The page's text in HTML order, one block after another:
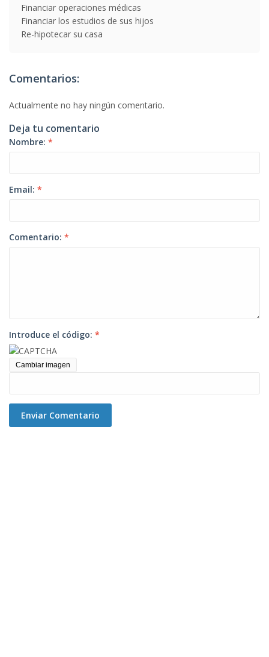
Financiar operaciones médicas
Financiar los estudios de sus hijos
Re-hipotecar su casa
Comentarios:
Actualmente no hay ningún comentario.
Deja tu comentario
Nombre: *
Email: *
Comentario: *
Introduce el código: *
Cambiar imagen
Enviar Comentario